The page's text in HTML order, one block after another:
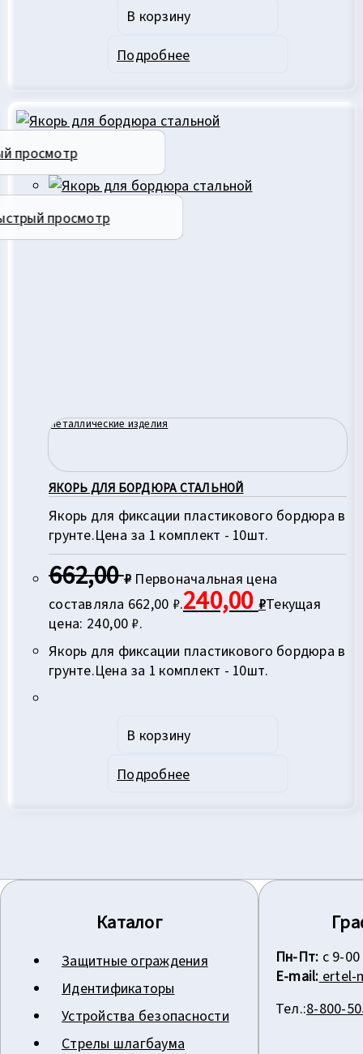
В корзину
Подробнее
просмотр
просмотр
Металлические изделия
ЯКОРЬ ДЛЯ БОРДЮРА СТАЛЬНОЙ
Якорь для фиксации пластикового бордюра в
грунте.Цена за 1 комплект - 10шт.
662,00₽ Первоначальная цена
составляла 662,00 ₽.240,00 ₽Текущая
цена: 240,00 ₽.
Якорь для фиксации пластикового бордюра в
грунте.Цена за 1 комплект - 10шт.
В корзину
Подробнее
Каталог
Защитные ограждения
Идентификаторы
Устройства безопасности
Стрелы шлагбаума
Пн-Пт: с 9-
E-mail: ertel-
Тел.:8-800-